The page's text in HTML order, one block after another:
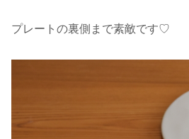
プレートの裏側まで素敵です♡